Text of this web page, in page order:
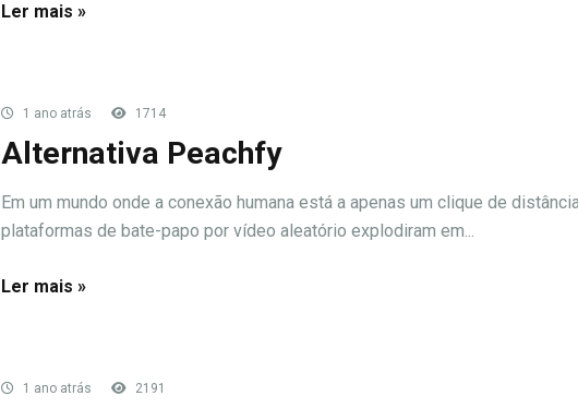
Ler mais »
1 ano atrás 1714
Alternativa Peachfy
Em um mundo onde a conexão humana está a apenas um clique de
plataformas de bate-papo por vídeo aleatório explodiram em...
Ler mais »
1 ano atrás 2191